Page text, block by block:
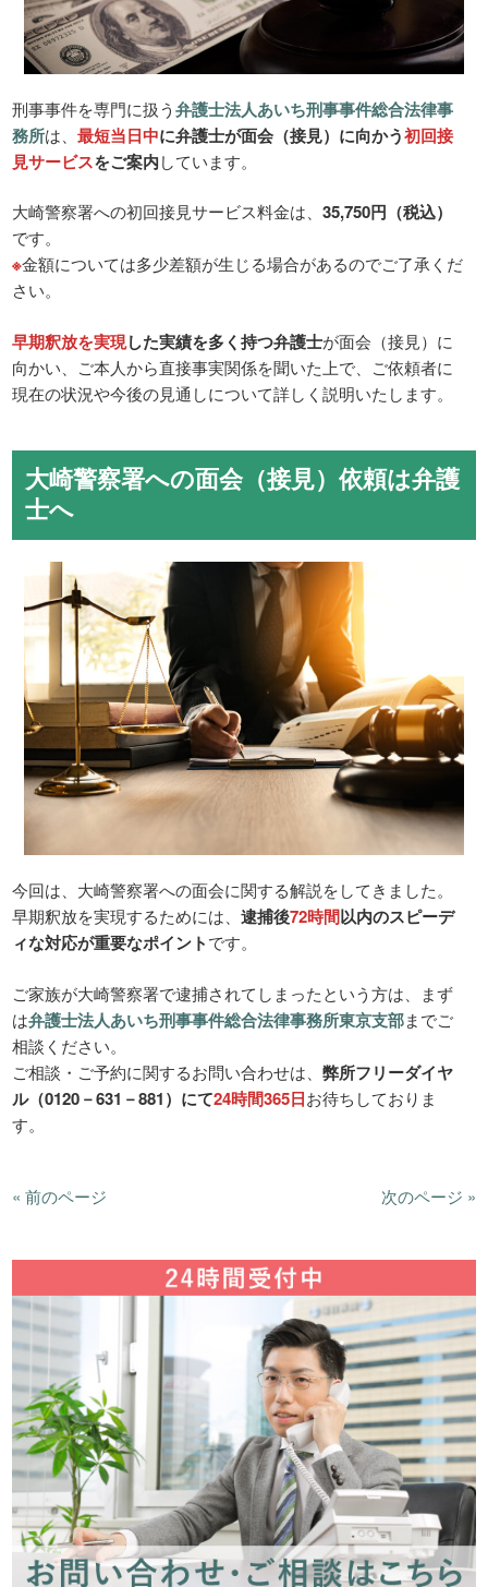
刑事事件を専門に扱う弁護士法人あいち刑事事件総合法律事
務所は、最短当日中に弁護士が面会（接見）に向かう初回接
見サービスをご案内しています。
大崎警察署への初回接見サービス料金は、35,750円（税込）
です。
※金額については多少差額が生じる場合があるのでご了承くだ
さい。
早期釈放を実現した実績を多く持つ弁護士が面会（接見）に
向かい、ご本人から直接事実関係を聞いた上で、ご依頼者に
現在の状況や今後の見通しについて詳しく説明いたします。
大崎警察署への面会（接見）依頼は弁護
士へ
今回は、大崎警察署への面会に関する解説をしてきました。
早期釈放を実現するためには、逮捕後72時間以内のスピーデ
ィな対応が重要なポイントです。
ご家族が大崎警察署で逮捕されてしまったという方は、まず
は弁護士法人あいち刑事事件総合法律事務所東京支部までご
相談ください。
ご相談・ご予約に関するお問い合わせは、弊所フリーダイヤ
ル（0120－631－881）にて24時間365日お待ちしておりま
す。
« 前のページ 次のページ »